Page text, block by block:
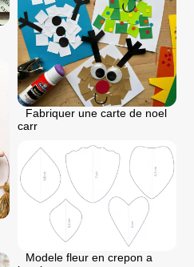
Fabriquer une carte de noel
carr
Modele fleur en crepon a